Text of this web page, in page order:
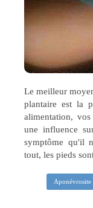
Le meilleur
plantaire est la
alimentation,
une influence
symptôme qu'il
tout, les pieds
Aponévrosite